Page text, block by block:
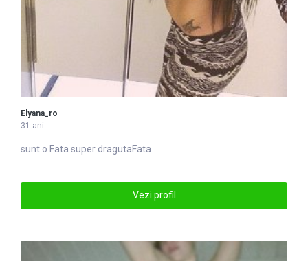
Elyana_ro
31 ani
sunt o Fata super dragutaFata
Vezi profil